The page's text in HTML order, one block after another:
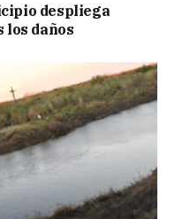
despliega
los daños